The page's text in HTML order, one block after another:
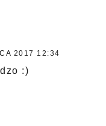
2017 12:34
:)